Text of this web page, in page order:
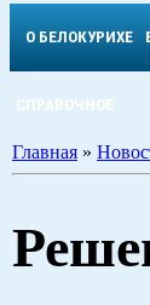
О БЕЛОКУРИХЕ
СПРАВОЧНОЕ
Главная »